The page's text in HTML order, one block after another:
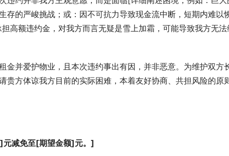
存的严峻挑战；或：因不可抗力导致现金流中断，短期内难以
高额违约金，对我方而言无疑是雪上加霜，可能导致我方无法
金并爱护物业，且本次违约事出有因，并非恶意。为维护双方
方体谅我方目前的实际困难，本着友好协商、共担风险的原
元减免至[期望金额]元。]